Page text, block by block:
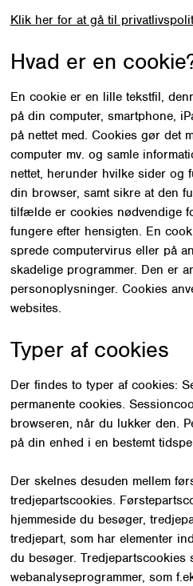
Klik her for at gå til
Hvad er en
En cookie er en lille tekstfil,
på din computer, smartphone,
på nettet med. Cookies gør det
computer mv. og samle
nettet, herunder hvilke sider og
din browser, samt sikre at den
tilfælde er cookies nødvendige
fungere efter hensigten. En
sprede computervirus eller på
skadelige programmer. Den er
personoplysninger. Cookies
websites.
Typer af cookies
Der findes to typer af cookies:
permanente cookies.
browseren, når du lukker den.
på din enhed i en bestemt
Der skelnes desuden mellem
tredjepartscookies.
hjemmeside du besøger,
tredjepart, som har elementer
du besøger. Tredjepartscookies
webanalyseprogrammer, som